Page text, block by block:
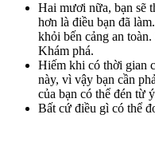
Hai mươi nữa, bạn sẽ
hơn là điều bạn đã
khỏi bến cảng an
Khám phá.
Hiếm khi có thời gian
này, vì vậy bạn cần
của bạn có thể đén từ
Bất cứ điều gì có thể